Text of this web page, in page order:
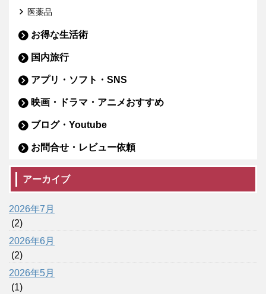
医薬品
お得な生活術
国内旅行
アプリ・ソフト・SNS
映画・ドラマ・アニメおすすめ
ブログ・Youtube
お問合せ・レビュー依頼
アーカイブ
2026年7月
(2)
2026年6月
(2)
2026年5月
(1)